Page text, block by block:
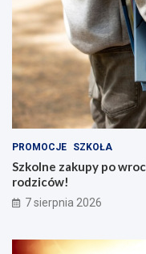
PROMOCJE SZKOŁA
Szkolne zakupy po
rodziców!
7 sierpnia 2026